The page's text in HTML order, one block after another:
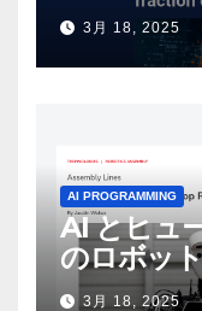
しいオー
リース |
3月 18, 2025
AI PROGRAMMING
AI とヒュ
のロボッ
3月 18, 2025